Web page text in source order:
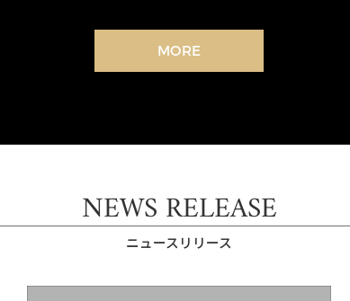
MORE
NEWS RELEASE
ニュースリリース